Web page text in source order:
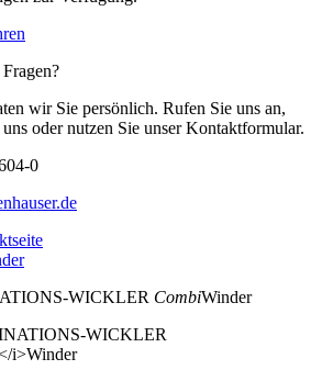
wir Sie persönlich. Rufen Sie uns an,
oder nutzen Sie unser Kontaktformular.
0
WICKLER CombiWinder